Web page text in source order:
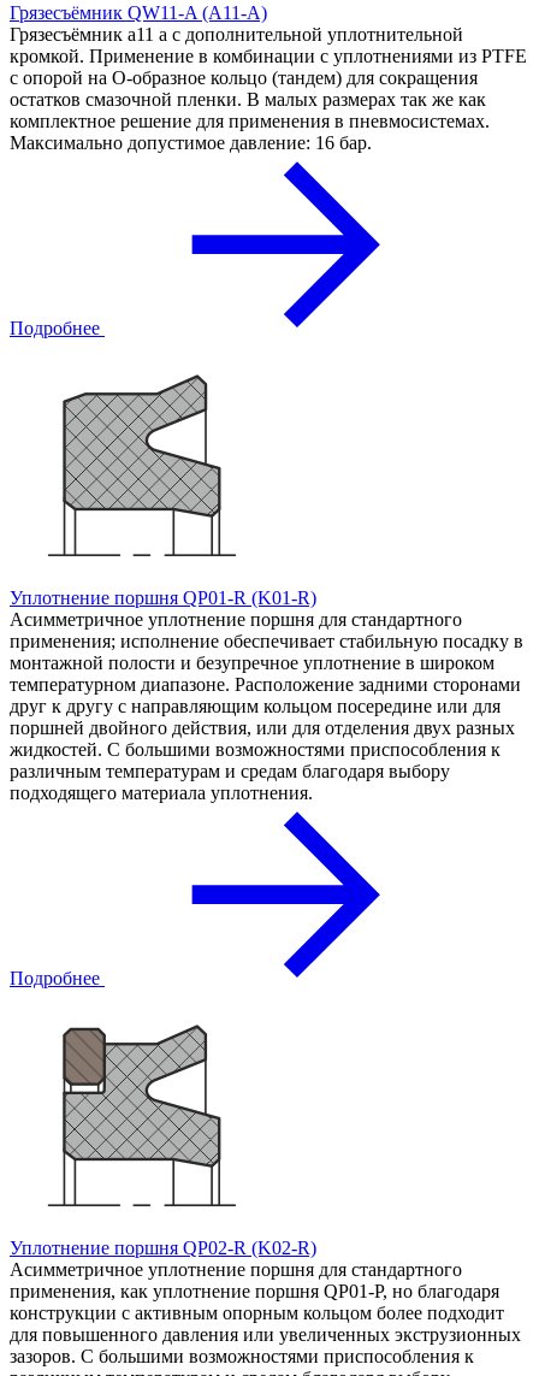
Грязесъёмник QW11-A (A11-A)
Грязесъёмник a11 a с дополнительной уплотнительной
кромкой. Применение в комбинации с уплотнениями из PTFE
с опорой на О-образное кольцо (тандем) для сокращения
остатков смазочной пленки. В малых размерах так же как
комплектное решение для применения в пневмосистемах.
Максимально допустимое давление: 16 бар.
Подробнее
Уплотнение поршня QP01-R (K01-R)
Асимметричное уплотнение поршня для стандартного
применения; исполнение обеспечивает стабильную посадку в
монтажной полости и безупречное уплотнение в широком
температурном диапазоне. Расположение задними сторонами
друг к другу с направляющим кольцом посередине или для
поршней двойного действия, или для отделения двух разных
жидкостей. С большими возможностями приспособления к
различным температурам и средам благодаря выбору
подходящего материала уплотнения.
Подробнее
Уплотнение поршня QP02-R (K02-R)
Асимметричное уплотнение поршня для стандартного
применения, как уплотнение поршня QP01-P, но благодаря
конструкции с активным опорным кольцом более подходит
для повышенного давления или увеличенных экструзионных
зазоров. С большими возможностями приспособления к